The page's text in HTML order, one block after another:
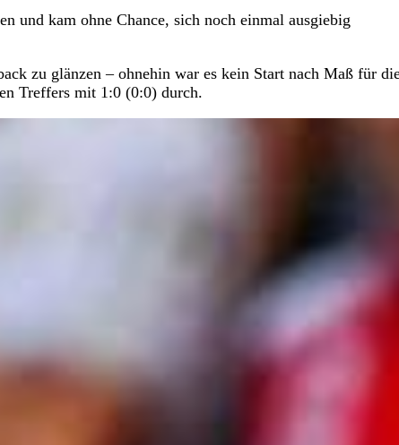
und kam ohne Chance, sich noch einmal ausgiebig
zu glänzen – ohnehin war es kein Start nach Maß für
Treffers mit 1:0 (0:0) durch.